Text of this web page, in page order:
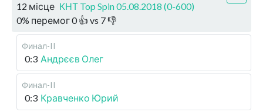
12 місце КНТ Top Spin 05.08.2018 (0-600)
0% перемог0👍 vs 7👎
Финал-II
0:3 Андрєєв Олег
Финал-II
0:3 Кравченко Юрий